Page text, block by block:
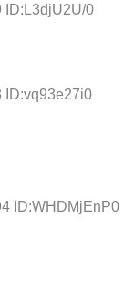
ID:L3djU2U/0
ID:vq93e27i0
ID:WHDMjEnP0